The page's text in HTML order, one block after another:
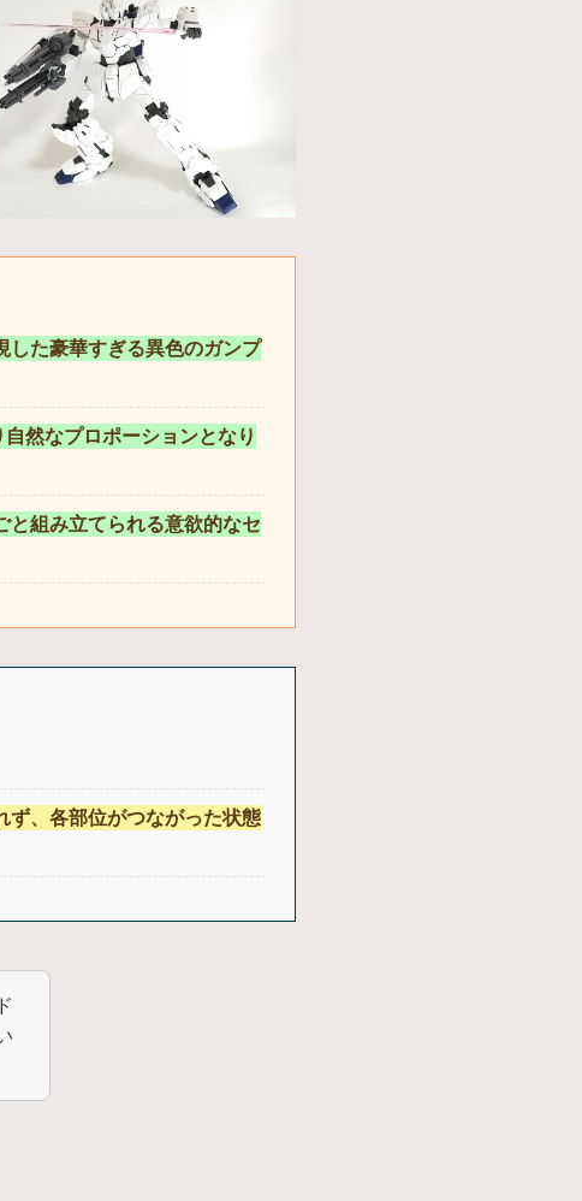
した豪華すぎる異色のガンプ
然なプロポーションとなり
と組み立てられる意欲的なセ
、各部位がつながった状態